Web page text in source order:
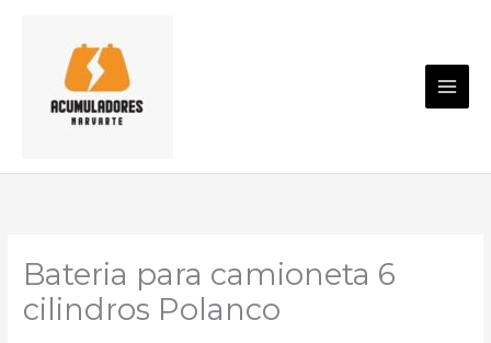
contenido
Bateria para camioneta 6
cilindros Polanco